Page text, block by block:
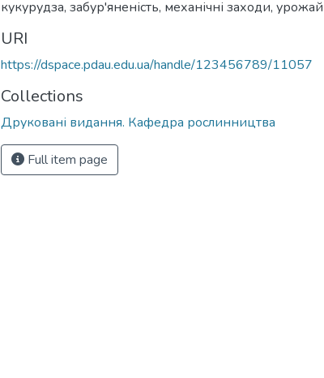
кукурудза, забур'яненість, механічні заходи,
URI
https://dspace.pdau.edu.ua/handle/123456789/11057
Collections
Друковані видання. Кафедра рослинництва
Full item page